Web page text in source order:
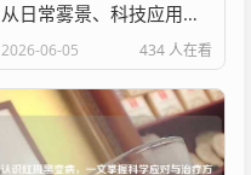
从日常雾景、科技应用到治咳手段，一文彻底搞懂雾化到底是什么
2026-06-05 434 人在看